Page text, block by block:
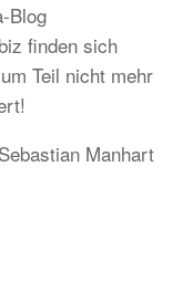
Blog
finden sich
Teil nicht mehr
Manhart